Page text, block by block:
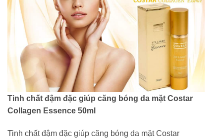
Tinh chất đậm đặc giúp căng bóng da mặt Costar
Collagen Essence 50ml
Tinh chất đậm đặc giúp căng bóng da mặt Costar